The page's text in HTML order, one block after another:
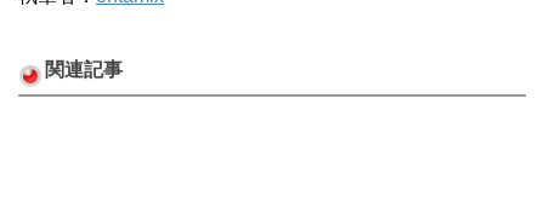
関連記事